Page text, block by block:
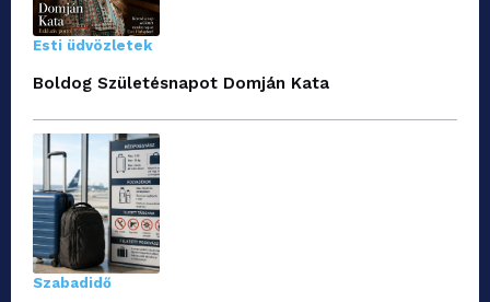
Esti üdvözletek
Boldog Születésnapot Domján Kata
Szabadidő